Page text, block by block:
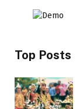
Top Posts